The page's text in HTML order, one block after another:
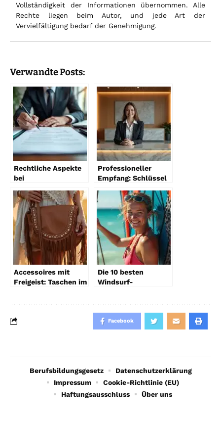
Vollständigkeit der Informationen übernommen. Alle
Rechte liegen beim Autor, und jede Art der
Vervielfältigung bedarf der Genehmigung.
Verwandte Posts:
Rechtliche Aspekte
bei
2026
Professioneller
Empfang: Schlüssel
Accessoires mit
Freigeist: Taschen im
Die 10 besten
Windsurf-
Facebook
Berufsbildungsgesetz
Datenschutzerklärung
Impressum
Cookie-Richtlinie (EU)
Haftungsausschluss
Über uns